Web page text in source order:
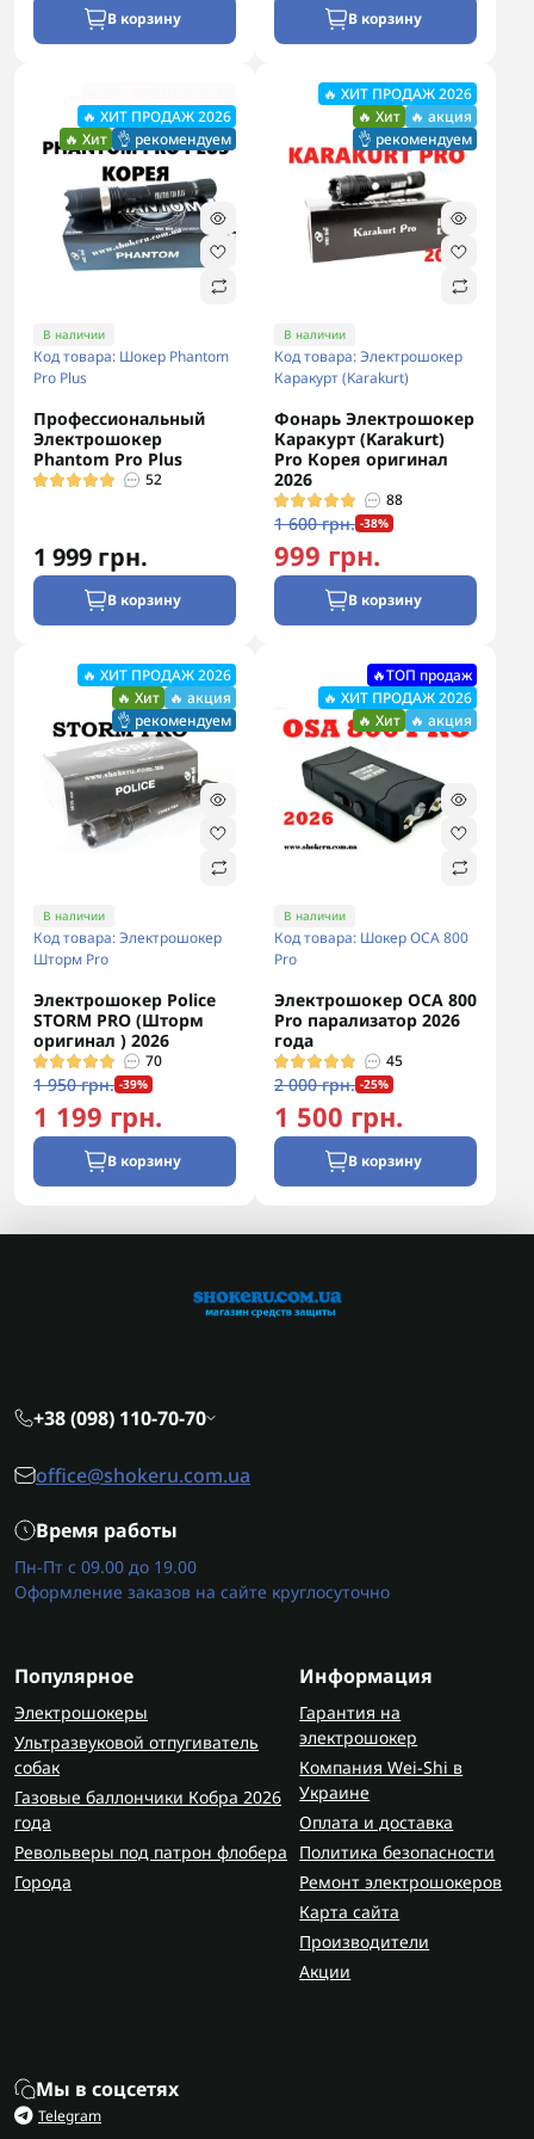
В корзину В корзину
🔥 ХИТ ПРОДАЖ 2026
🔥 Хит 👌 рекомендуем
В наличии
Код товара: Шокер Phantom
Pro Plus
Профессиональный
Электрошокер
Phantom Pro Plus
52
1 999 грн.
В корзину
🔥 ХИТ ПРОДАЖ 2026
🔥 Хит 🔥 акция
👌 рекомендуем
В наличии
Код товара: Электрошокер
Каракурт (Karakurt)
Фонарь Электрошокер
Каракурт (Karakurt)
Pro Корея оригинал
2026
88
1 600 грн. -38%
999 грн.
В корзину
🔥 ХИТ ПРОДАЖ 2026
🔥 Хит 🔥 акция
👌 рекомендуем
В наличии
Код товара: Электрошокер
Шторм Pro
Электрошокер Police
STORM PRO (Шторм
оригинал ) 2026
70
1 950 грн. -39%
1 199 грн.
В корзину
🔥ТОП продаж
🔥 ХИТ ПРОДАЖ 2026
🔥 Хит 🔥 акция
В наличии
Код товара: Шокер ОСА 800
Pro
Электрошокер ОСА 800
Pro парализатор 2026
года
45
2 000 грн. -25%
1 500 грн.
В корзину
+38 (098) 110-70-70
office@shokeru.com.ua
Время работы
Пн-Пт с 09.00 до 19.00
Оформление заказов на сайте круглосуточно
Популярное
Электрошокеры
Ультразвуковой отпугиватель
собак
Газовые баллончики Кобра 2026
года
Револьверы под патрон флобера
Города
Информация
Гарантия на
электрошокер
Компания Wei-Shi в
Украине
Оплата и доставка
Политика безопасности
Ремонт электрошокеров
Карта сайта
Производители
Акции
Мы в соцсетях
Telegram